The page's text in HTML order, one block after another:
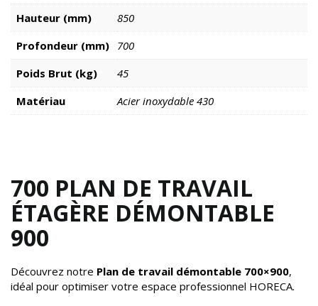
Hauteur (mm)
850
Profondeur (mm) 700
Poids Brut (kg)
45
Matériau
Acier inoxydable 430
700 PLAN DE TRAVAIL
ÉTAGÈRE DÉMONTABLE
900
Découvrez notre Plan de travail démontable 700×900,
idéal pour optimiser votre espace professionnel HORECA.